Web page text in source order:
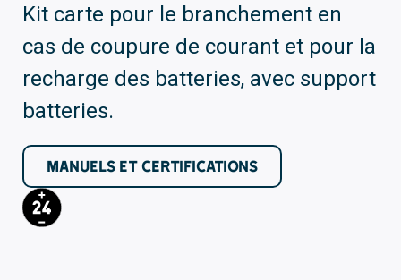
Kit carte pour le branchement en
cas de coupure de courant et pour la
recharge des batteries, avec support
batteries.
MANUELS ET CERTIFICATIONS